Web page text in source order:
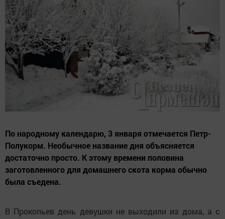
По народному календарю, 3 января отмечается Петр-
Полукорм. Необычное название дня объясняется
достаточно просто. К этому времени половина
заготовленного для домашнего скота корма обычно
была съедена.
В Прокопьев день девушки не выходили из дома, а с